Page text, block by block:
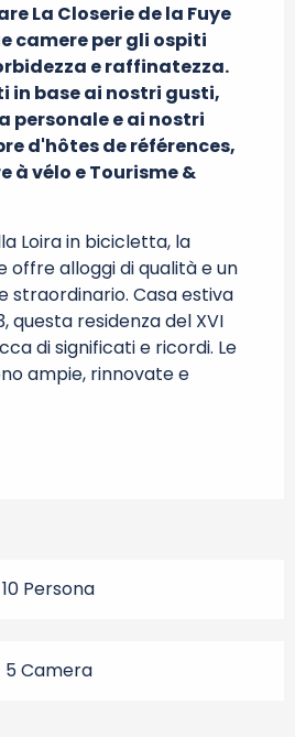
La Closerie de la Fuye
camere per gli ospiti
e raffinatezza.
in base ai nostri gusti,
personale e ai nostri
d'hôtes de références,
à vélo e Tourisme &
Loira in bicicletta, la
offre alloggi di qualità e un
straordinario. Casa estiva
questa residenza del XVI
di significati e ricordi. Le
ampie, rinnovate e
10 Persona
5 Camera